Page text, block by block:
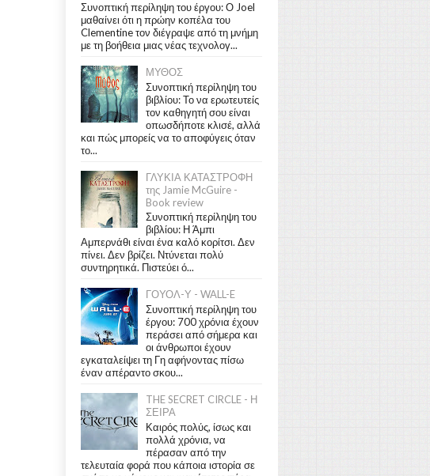
Συνοπτική περίληψη του έργου: Ο Joel
μαθαίνει ότι η πρώην κοπέλα του
Clementine τον διέγραψε από τη μνήμη
με τη βοήθεια μιας νέας τεχνολογ...
ΜΥΘΟΣ
Συνοπτική περίληψη του
βιβλίου: Το να ερωτευτείς
τον καθηγητή σου είναι
οπωσδήποτε κλισέ, αλλά
και πώς μπορείς να το αποφύγεις όταν
το...
ΓΛΥΚΙΑ ΚΑΤΑΣΤΡΟΦΗ
της Jamie McGuire -
Book review
Συνοπτική περίληψη του
βιβλίου: Η Άμπι
Αμπερνάθι είναι ένα καλό κορίτσι. Δεν
πίνει. Δεν βρίζει. Ντύνεται πολύ
συντηρητικά. Πιστεύει ό...
ΓΟΥΟΛ-Υ - WALL-E
Συνοπτική περίληψη του
έργου: 700 χρόνια έχουν
περάσει από σήμερα και
οι άνθρωποι έχουν
εγκαταλείψει τη Γη αφήνοντας πίσω
έναν απέραντο σκου...
THE SECRET CIRCLE - Η
ΣΕΙΡΑ
Καιρός πολύς, ίσως και
πολλά χρόνια, να
πέρασαν από την
τελευταία φορά που κάποια ιστορία σε